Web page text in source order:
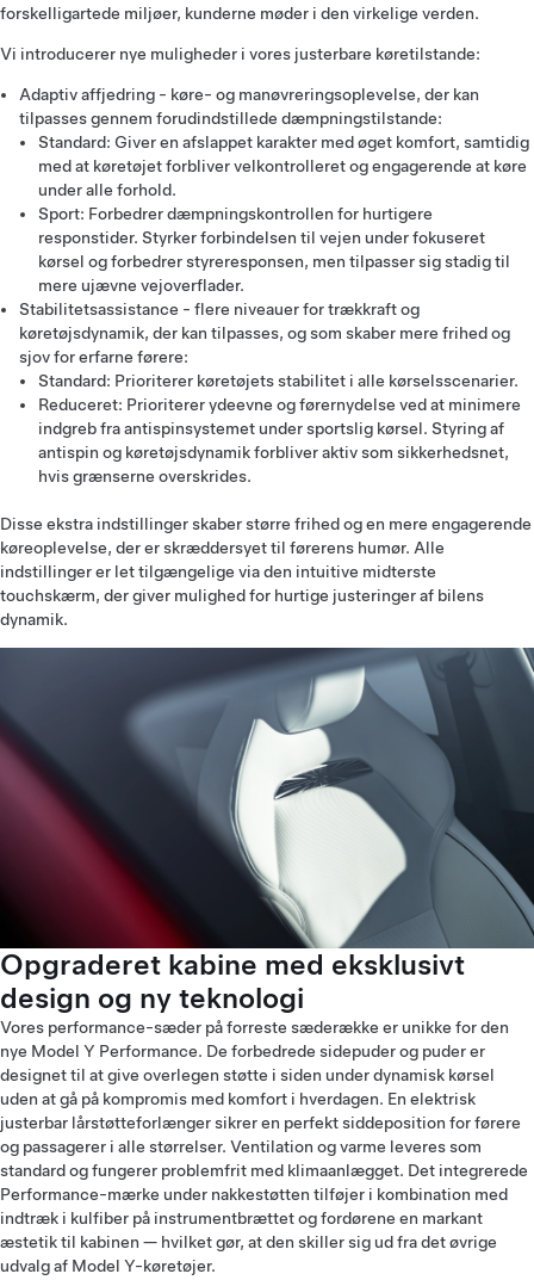
forskelligartede miljøer, kunderne møder i den virkelige verden.
Vi introducerer nye muligheder i vores justerbare køretilstande:
Adaptiv affjedring - køre- og manøvreringsoplevelse, der kan
tilpasses gennem forudindstillede dæmpningstilstande:
Standard: Giver en afslappet karakter med øget komfort, samtidig
med at køretøjet forbliver velkontrolleret og engagerende at køre
under alle forhold.
Sport: Forbedrer dæmpningskontrollen for hurtigere
responstider. Styrker forbindelsen til vejen under fokuseret
kørsel og forbedrer styreresponsen, men tilpasser sig stadig til
mere ujævne vejoverflader.
Stabilitetsassistance - flere niveauer for trækkraft og
køretøjsdynamik, der kan tilpasses, og som skaber mere frihed og
sjov for erfarne førere:
Standard: Prioriterer køretøjets stabilitet i alle kørselsscenarier.
Reduceret: Prioriterer ydeevne og førernydelse ved at minimere
indgreb fra antispinsystemet under sportslig kørsel. Styring af
antispin og køretøjsdynamik forbliver aktiv som sikkerhedsnet,
hvis grænserne overskrides.
Disse ekstra indstillinger skaber større frihed og en mere engagerende
køreoplevelse, der er skræddersyet til førerens humør. Alle
indstillinger er let tilgængelige via den intuitive midterste
touchskærm, der giver mulighed for hurtige justeringer af bilens
dynamik.
Opgraderet kabine med eksklusivt
design og ny teknologi
Vores performance-sæder på forreste sæderække er unikke for den
nye Model Y Performance. De forbedrede sidepuder og puder er
designet til at give overlegen støtte i siden under dynamisk kørsel
uden at gå på kompromis med komfort i hverdagen. En elektrisk
justerbar lårstøtteforlænger sikrer en perfekt siddeposition for førere
og passagerer i alle størrelser. Ventilation og varme leveres som
standard og fungerer problemfrit med klimaanlægget. Det integrerede
Performance-mærke under nakkestøtten tilføjer i kombination med
indtræk i kulfiber på instrumentbrættet og fordørene en markant
æstetik til kabinen — hvilket gør, at den skiller sig ud fra det øvrige
udvalg af Model Y-køretøjer.